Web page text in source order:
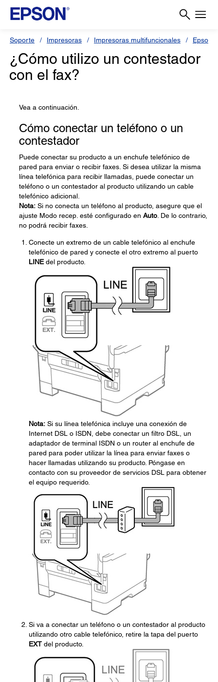
Soporte Impresoras Impresoras multifuncionales Epson
¿Cómo utilizo un contestador
con el fax?
Vea a continuación.
Cómo conectar un teléfono o un
contestador
Puede conectar su producto a un enchufe telefónico de
pared para enviar o recibir faxes. Si desea utilizar la misma
línea telefónica para recibir llamadas, puede conectar un
teléfono o un contestador al producto utilizando un cable
telefónico adicional.
Nota: Si no conecta un teléfono al producto, asegure que el
ajuste Modo recep. esté configurado en Auto . De lo contrario,
no podrá recibir faxes.
Conecte un extremo de un cable telefónico al enchufe
telefónico de pared y conecte el otro extremo al puerto
LINEdel producto.
Nota: Si su línea telefónica incluye una conexión de
Internet DSL o ISDN, debe conectar un filtro DSL, un
adaptador de terminal ISDN o un router al enchufe de
pared para poder utilizar la línea para enviar faxes o
hacer llamadas utilizando su producto. Póngase en
contacto con su proveedor de servicios DSL para obtener
el equipo requerido.
Si va a conectar un teléfono o un contestador al producto
utilizando otro cable telefónico, retire la tapa del puerto
EXT del producto.